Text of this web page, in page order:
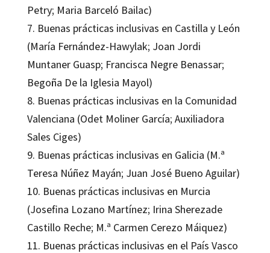
Petry; Maria Barceló Bailac)
7. Buenas prácticas inclusivas en Castilla y León
(María Fernández-Hawylak; Joan Jordi
Muntaner Guasp; Francisca Negre Benassar;
Begoña De la Iglesia Mayol)
8. Buenas prácticas inclusivas en la Comunidad
Valenciana (Odet Moliner García; Auxiliadora
Sales Ciges)
9. Buenas prácticas inclusivas en Galicia (M.ª
Teresa Núñez Mayán; Juan José Bueno Aguilar)
10. Buenas prácticas inclusivas en Murcia
(Josefina Lozano Martínez; Irina Sherezade
Castillo Reche; M.ª Carmen Cerezo Máiquez)
11. Buenas prácticas inclusivas en el País Vasco